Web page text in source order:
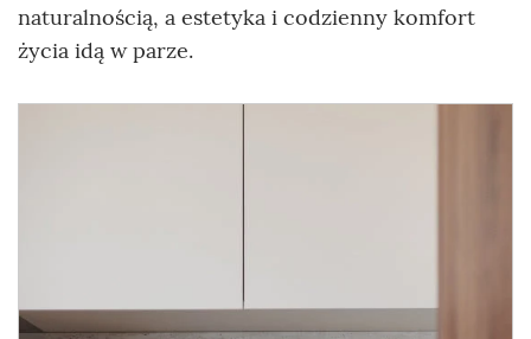
naturalnością, a estetyka i codzienny komfort
życia idą w parze.